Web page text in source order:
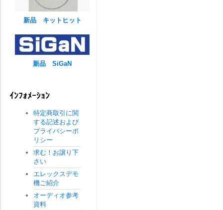
新品 キットヒット
新品 SiGaN
ｲﾝﾌｫﾒｰｼｮﾝ
特定商取引に関
する記述および
プライバシーポ
リシー
求む！お譲り下
さい
エレックスデモ
機ご紹介
オーディオ参考
資料